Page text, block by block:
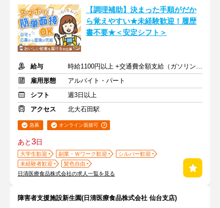
【調理補助】決まった手順がだか
ら覚えやすい★未経験歓迎！履歴
書不要★＜安定シフト＞
給与
時給1100円以上 +交通費全額支給（ガソリン代も支給）
雇用形態
アルバイト・パート
シフト
週3日以上
アクセス
北大石田駅
急募 オンライン面接可
あと3日
大学生歓迎 副業・Ｗワーク歓迎
シルバー歓迎
未経験者歓迎
髪色自由
日清医療食品株式会社の求人一覧を見る
障害者支援施設新生園(日清医療食品株式会社 仙台支店)